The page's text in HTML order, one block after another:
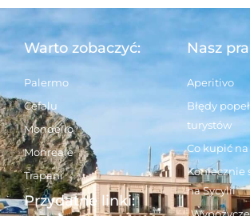
Warto zobaczyć:
Palermo
Cefalu
Mondello
Monreale
Trapani
Nasz
Aperitivo
Błędy
turystów
Co kupić
Koniecznie
na Sycylii
Przydatne linki: